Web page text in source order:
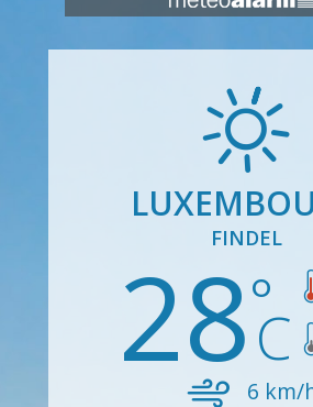
FINDEL
286 km/